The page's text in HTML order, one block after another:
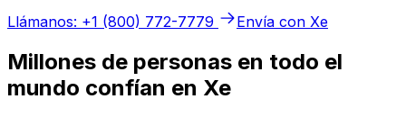
Llámanos: +1 (800) 772-7779
Envía con Xe
Millones de personas en todo el
mundo confían en Xe